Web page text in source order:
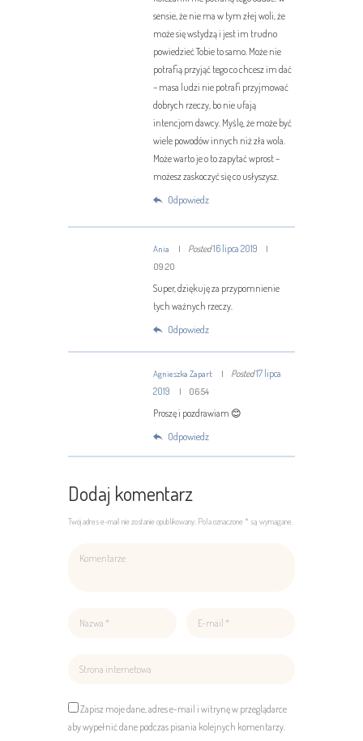
sensie, że nie ma w tym złej woli, że
może się wstydzą i jest im trudno
powiedzieć Tobie to samo. Może nie
potrafią przyjąć tego co chcesz im dać
– masa ludzi nie potrafi przyjmować
dobrych rzeczy, bo nie ufają
intencjom dawcy. Myślę, że może być
wiele powodów innych niż zła wola.
Może warto je o to zapytać wprost –
możesz zaskoczyć się co usłyszysz.
Odpowiedz
Ania Posted16 lipca 2019
09:20
Super, dziękuję za przypomnienie
tych ważnych rzeczy.
Odpowiedz
Agnieszka Zapart Posted17 lipca
2019
06:54
Proszę i pozdrawiam 😊
Odpowiedz
Dodaj komentarz
Twój adres e-mail nie zostanie opublikowany. Pola oznaczone * są wymagane.
Zapisz moje dane, adres e-mail i witrynę w przeglądarce
aby wypełnić dane podczas pisania kolejnych komentarzy.